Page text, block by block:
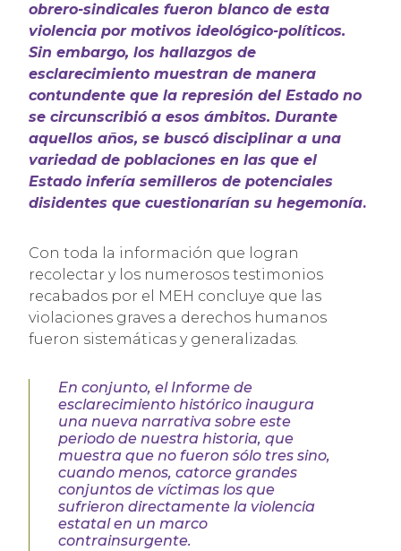
obrero-sindicales fueron blanco de esta
violencia por motivos ideológico-políticos.
Sin embargo, los hallazgos de
esclarecimiento muestran de manera
contundente que la represión del Estado no
se circunscribió a esos ámbitos. Durante
aquellos años, se buscó disciplinar a una
variedad de poblaciones en las que el
Estado infería semilleros de potenciales
disidentes que cuestionarían su hegemonía.
Con toda la información que logran
recolectar y los numerosos testimonios
recabados por el MEH concluye que las
violaciones graves a derechos humanos
fueron sistemáticas y generalizadas.
En conjunto, el Informe de
esclarecimiento histórico inaugura
una nueva narrativa sobre este
periodo de nuestra historia, que
muestra que no fueron sólo tres sino,
cuando menos, catorce grandes
conjuntos de víctimas los que
sufrieron directamente la violencia
estatal en un marco
contrainsurgente.